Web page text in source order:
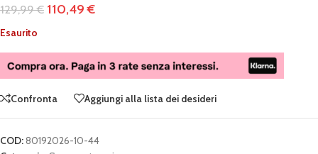
129,99€ 110,49€
Esaurito
Confronta Aggiungi alla lista dei desideri
COD:80192026-10-44